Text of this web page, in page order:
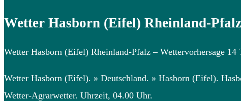
Wetter Hasborn (Eifel) Rheinland-
Wetter Hasborn (Eifel) Rheinland-Pfalz – Wettervorhersage
Wetter Hasborn (Eifel). » Deutschland. » Hasborn (Eifel).
Wetter-Agrarwetter. Uhrzeit, 04.00 Uhr.